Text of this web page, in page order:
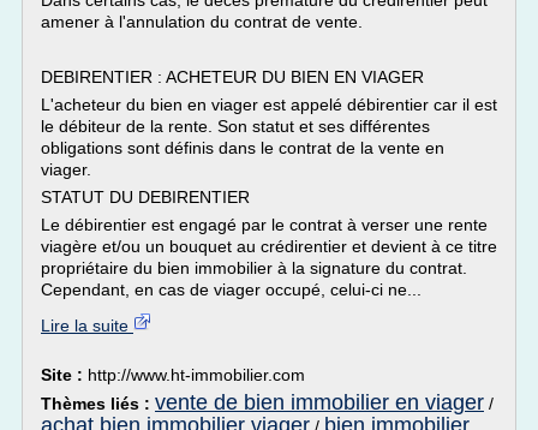
amener à l'annulation du contrat de vente.
DEBIRENTIER : ACHETEUR DU BIEN EN VIAGER
L'acheteur du bien en viager est appelé débirentier car il est
le débiteur de la rente. Son statut et ses différentes
obligations sont définis dans le contrat de la vente en
viager.
STATUT DU DEBIRENTIER
Le débirentier est engagé par le contrat à verser une rente
viagère et/ou un bouquet au crédirentier et devient à ce titre
propriétaire du bien immobilier à la signature du contrat.
Cependant, en cas de viager occupé, celui-ci ne...
Lire la suite
Site : http://www.ht-immobilier.com
Thèmes liés : vente de bien immobilier en viager /
achat bien immobilier viager
bien immobilier